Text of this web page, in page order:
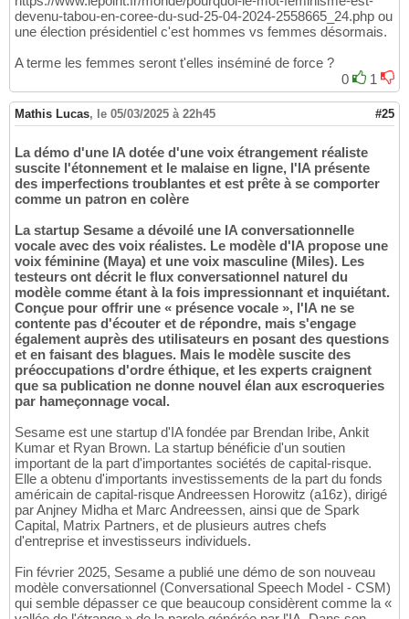
devenu-tabou-en-coree-du-sud-25-04-2024-2558665_24.php ou
une élection présidentiel c'est hommes vs femmes désormais.
A terme les femmes seront t'elles inséminé de force ?
0
1
Mathis Lucas, le 05/03/2025 à 22h45 #25
La démo d'une IA dotée d'une voix étrangement réaliste
suscite l'étonnement et le malaise en ligne, l'IA présente
des imperfections troublantes et est prête à se comporter
comme un patron en colère
La startup Sesame a dévoilé une IA conversationnelle
vocale avec des voix réalistes. Le modèle d'IA propose une
voix féminine (Maya) et une voix masculine (Miles). Les
testeurs ont décrit le flux conversationnel naturel du
modèle comme étant à la fois impressionnant et inquiétant.
Conçue pour offrir une « présence vocale », l'IA ne se
contente pas d'écouter et de répondre, mais s'engage
également auprès des utilisateurs en posant des questions
et en faisant des blagues. Mais le modèle suscite des
préoccupations d'ordre éthique, et les experts craignent
que sa publication ne donne nouvel élan aux escroqueries
par hameçonnage vocal.
Sesame est une startup d'IA fondée par Brendan Iribe, Ankit
Kumar et Ryan Brown. La startup bénéficie d'un soutien
important de la part d'importantes sociétés de capital-risque.
Elle a obtenu d'importants investissements de la part du fonds
américain de capital-risque Andreessen Horowitz (a16z), dirigé
par Anjney Midha et Marc Andreessen, ainsi que de Spark
Capital, Matrix Partners, et de plusieurs autres chefs
d'entreprise et investisseurs individuels.
Fin février 2025, Sesame a publié une démo de son nouveau
modèle conversationnel (Conversational Speech Model - CSM)
qui semble dépasser ce que beaucoup considèrent comme la «